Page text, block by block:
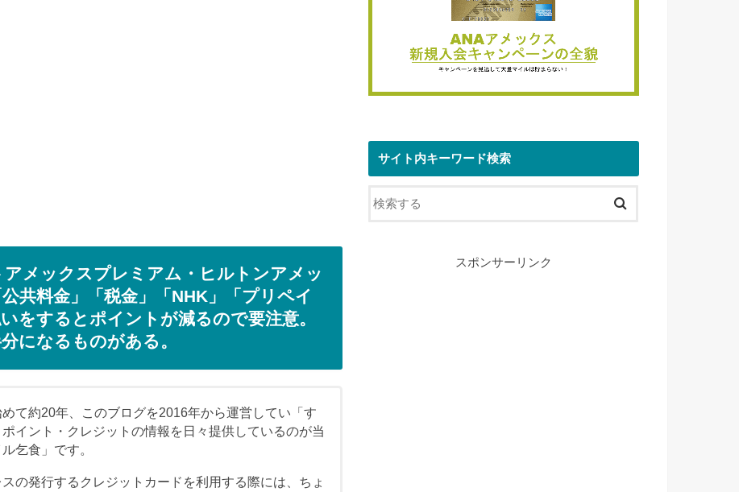
メックスプレミアム・ヒルトンアメッ
共料金」「税金」「NHK」「プリペイ
をするとポイントが減るので要注意。
になるものがある。
て約20年、このブログを2016年から運営してい「す
イント・クレジットの情報を日々提供しているのが当
乞食」です。
の発行するクレジットカードを利用する際には、ちょ
サイト内キーワード検索
スポンサーリンク